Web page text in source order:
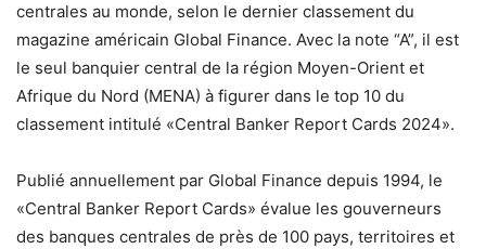
centrales au monde, selon le dernier classement du
magazine américain Global Finance. Avec la note “A”, il est
le seul banquier central de la région Moyen-Orient et
Afrique du Nord (MENA) à figurer dans le top 10 du
classement intitulé «Central Banker Report Cards 2024».
Publié annuellement par Global Finance depuis 1994, le
«Central Banker Report Cards» évalue les gouverneurs
des banques centrales de près de 100 pays, territoires et